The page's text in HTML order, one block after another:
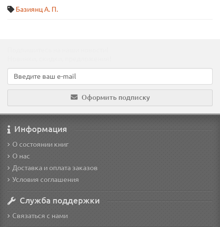
Базиянц А. П.
Оформить подписку
Информация
О состоянии книг
О нас
Доставка и оплата заказов
Условия соглашения
Служба поддержки
Связаться с нами